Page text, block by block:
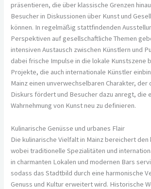
präsentieren, die über klassische Grenzen
Besucher in Diskussionen über Kunst und
können. In regelmäßig stattfindenden
Perspektiven auf gesellschaftliche Themen
intensiven Austausch zwischen Künstlern und
dabei frische Impulse in die lokale Kunstszene
Projekte, die auch internationale Künstler
Mainz einen unverwechselbaren Charakter, der
Diskurs fördert und Besucher dazu anregt, die
Wahrnehmung von Kunst neu zu definieren.
Kulinarische Genüsse und urbanes Flair
Die kulinarische Vielfalt in Mainz bereichert den
wobei traditionelle Spezialitäten und
in charmanten Lokalen und modernen Bars
sodass das Stadtbild durch eine harmonische
Genuss und Kultur erweitert wird. Historische